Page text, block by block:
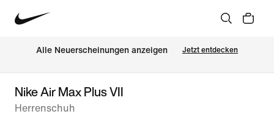
Alle Neuerscheinungen anzeigen Jetzt entdecken
Nike Air Max Plus VII
Herrenschuh